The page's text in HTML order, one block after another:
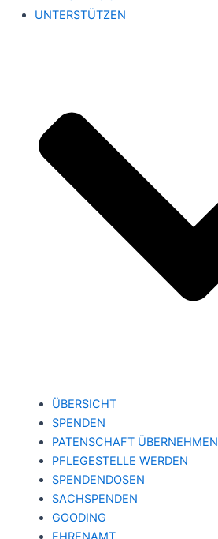
UNTERSTÜTZEN
ÜBERSICHT
SPENDEN
PATENSCHAFT ÜBERNEHMEN
PFLEGESTELLE WERDEN
SPENDENDOSEN
SACHSPENDEN
GOODING